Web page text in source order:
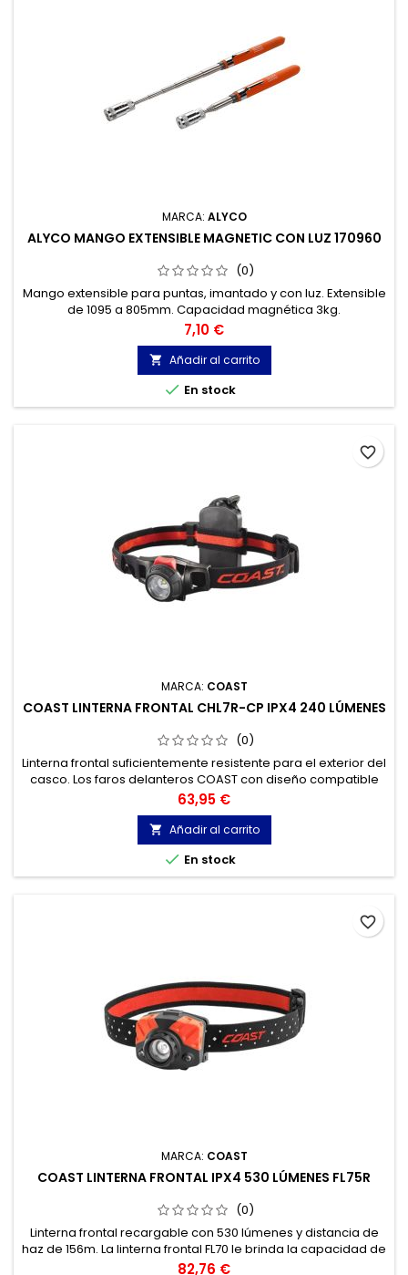
MARCA: ALYCO
ALYCO MANGO EXTENSIBLE MAGNETIC CON LUZ 170960
(0)
Mango extensible para puntas, imantado y con luz. Extensible
de 1095 a 805mm. Capacidad magnética 3kg.
Precio
7,10 €
 Añadir al carrito
 En stock
MARCA: COAST
COAST LINTERNA FRONTAL CHL7R-CP IPX4 240 LÚMENES
(0)
Linterna frontal suficientemente resistente para el exterior del
casco. Los faros delanteros COAST con diseño compatible
con Hardhat incluyen clips para fijar la luz al sombrero.
Precio
63,95 €
 Añadir al carrito
 En stock
favorite_border
MARCA: COAST
COAST LINTERNA FRONTAL IPX4 530 LÚMENES FL75R
(0)
Linterna frontal recargable con 530 lúmenes y distancia de
haz de 156m. La linterna frontal FL70 le brinda la capacidad de
hacer brillar un haz de luz ultra ancho y luego girar
Precio
82,76 €
favorite_border